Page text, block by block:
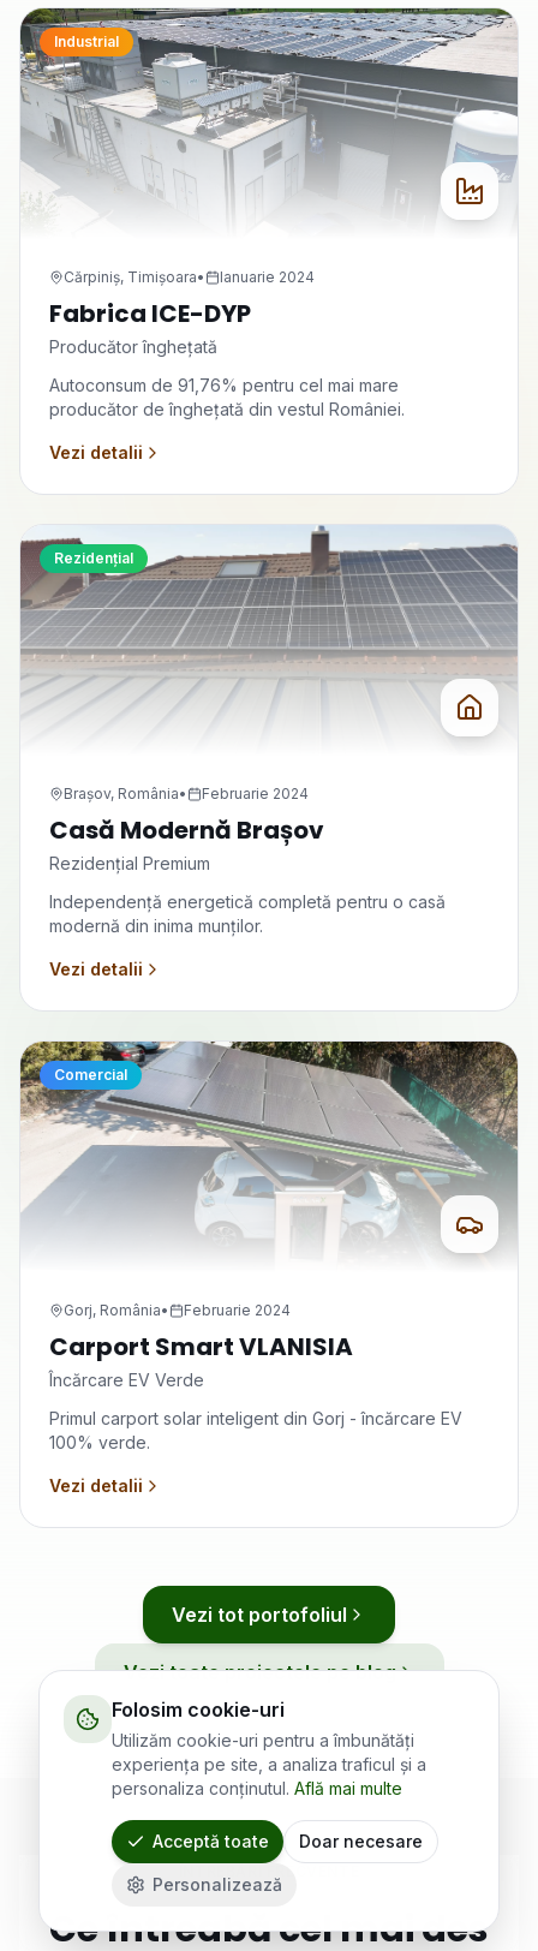
Folosim cookie-uri
Utilizăm cookie-uri pentru a îmbunătăți
experiența pe site, a analiza traficul și a
personaliza conținutul. Află mai multe
Acceptă toate Doar necesare
Personalizează
Industrial
Cărpiniș, Timișoara• Ianuarie 2024
Fabrica ICE-DYP
Producător înghețată
Autoconsum de 91,76% pentru cel mai mare
producător de înghețată din vestul României.
Vezi detalii
Rezidențial
Brașov, România• Februarie 2024
Casă Modernă Brașov
Rezidențial Premium
Independență energetică completă pentru o casă
modernă din inima munților.
Vezi detalii
Comercial
Gorj, România• Februarie 2024
Carport Smart VLANISIA
Încărcare EV Verde
Primul carport solar inteligent din Gorj - încărcare EV
100% verde.
Vezi detalii
Vezi tot portofoliul
Vezi toate proiectele pe blog
Ce întreabă cel mai des